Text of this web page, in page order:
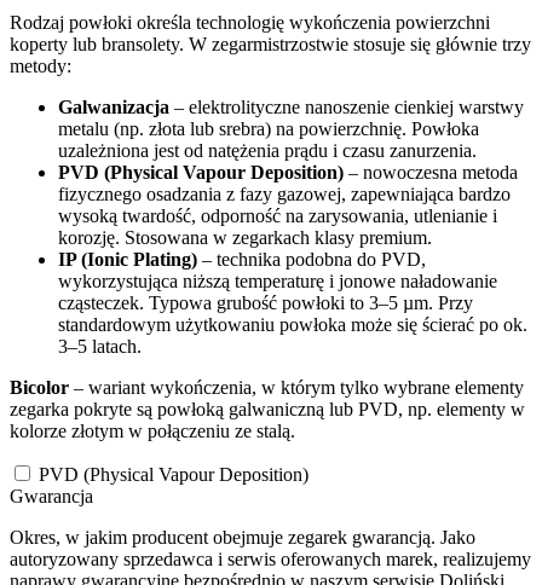
Rodzaj powłoki określa technologię wykończenia powierzchni
koperty lub bransolety. W zegarmistrzostwie stosuje się głównie trzy
metody:
Galwanizacja – elektrolityczne nanoszenie cienkiej warstwy
metalu (np. złota lub srebra) na powierzchnię. Powłoka
uzależniona jest od natężenia prądu i czasu zanurzenia.
PVD (Physical Vapour Deposition) – nowoczesna metoda
fizycznego osadzania z fazy gazowej, zapewniająca bardzo
wysoką twardość, odporność na zarysowania, utlenianie i
korozję. Stosowana w zegarkach klasy premium.
IP (Ionic Plating) – technika podobna do PVD,
wykorzystująca niższą temperaturę i jonowe naładowanie
cząsteczek. Typowa grubość powłoki to 3–5 µm. Przy
standardowym użytkowaniu powłoka może się ścierać po ok.
3–5 latach.
Bicolor – wariant wykończenia, w którym tylko wybrane elementy
zegarka pokryte są powłoką galwaniczną lub PVD, np. elementy w
kolorze złotym w połączeniu ze stalą.
PVD (Physical Vapour Deposition)
Gwarancja
Okres, w jakim producent obejmuje zegarek gwarancją. Jako
autoryzowany sprzedawca i serwis oferowanych marek, realizujemy
naprawy gwarancyjne bezpośrednio w naszym serwisie Doliński